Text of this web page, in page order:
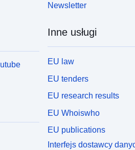
Newsletter
Inne usługi
EU law
EU tenders
EU research results
EU Whoiswho
EU publications
Interfejs dostawcy